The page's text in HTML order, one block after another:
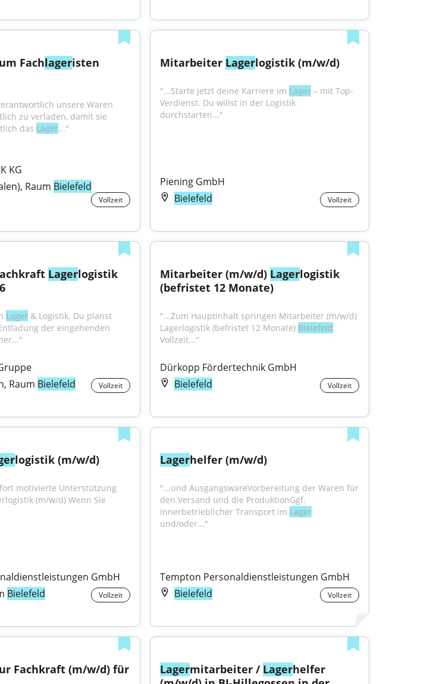
Fachlageristen
unsere Waren
zu verladen, damit sie
das Lager..."
KG
Raum Bielefeld
Vollzeit
Mitarbeiter Lagerlogistik (m/w/d)
"...Starte jetzt deine Karriere im Lager – mit Top-
Verdienst. Du willst in der Logistik
durchstarten..."
Piening GmbH
Bielefeld
Vollzeit
Lagerlogistik
Lager & Logistik. Du planst
der eingehenden
Raum Bielefeld Vollzeit
Mitarbeiter (m/w/d) Lagerlogistik
(befristet 12 Monate)
"...Zum Hauptinhalt springen Mitarbeiter (m/w/d)
Lagerlogistik (befristet 12 Monate) Bielefeld
Vollzeit..."
Dürkopp Fördertechnik GmbH
Bielefeld
Vollzeit
logistik (m/w/d)
motivierte Unterstützung
(m/w/d) Wenn Sie
GmbH
Bielefeld Vollzeit
Lagerhelfer (m/w/d)
"...und AusgangswareVorbereitung der Waren für
den Versand und die ProduktionGgf.
innerbetrieblicher Transport im Lager
und/oder..."
Tempton Personaldienstleistungen GmbH
Bielefeld
Vollzeit
Lagermitarbeiter / Lagerhelfer